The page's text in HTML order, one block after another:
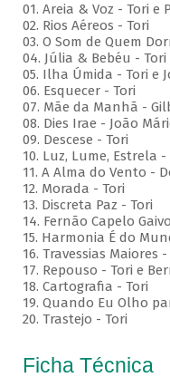
01. Areia & Voz - Tori
02. ⁠Rios Aéreos - Tori
03. O Som de Quem
04. Júlia & Bebéu - Tori
05. Ilha Úmida - Tori e
06. Esquecer - Tori
07. Mãe da Manhã -
08. Dies Irae - João
09. Descese - Tori
10. Luz, Lume, Estrela
11. A Alma do Vento -
12. Morada - Tori
13. Discreta Paz - Tori
14. Fernão Capelo
15. Harmonia É do
16. Travessias Maiores -
17. Repouso - Tori e
⁠18. Cartografia - Tori
19. Quando Eu Olho
20. Trastejo - Tori
Ficha Técnica